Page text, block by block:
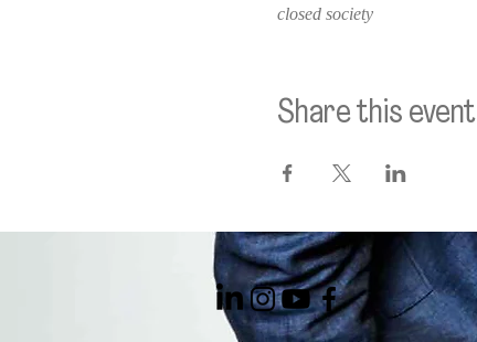
closed society
Share this event